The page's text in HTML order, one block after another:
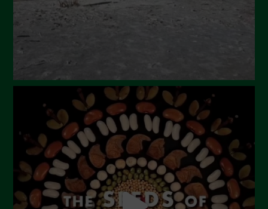
Marzo 2024
Febbraio 2024
Ottobre 2023
Settembre 2023
Agosto 2023
Luglio 2023
Giugno 2023